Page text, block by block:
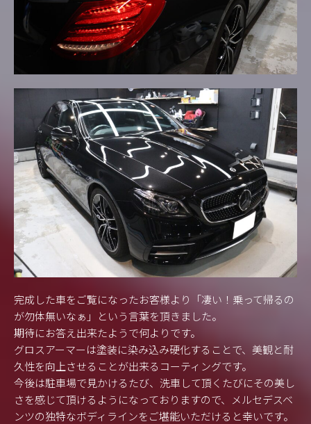
完成した車をご覧になったお客様より「凄い！乗って帰るの
が勿体無いなぁ」という言葉を頂きました。
期待にお答え出来たようで何よりです。
グロスアーマーは塗装に染み込み硬化することで、美観と耐
久性を向上させることが出来るコーティングです。
今後は駐車場で見かけるたび、洗車して頂くたびにその美し
さを感じて頂けるようになっておりますので、メルセデスベ
ンツの独特なボディラインをご堪能いただけると幸いです。